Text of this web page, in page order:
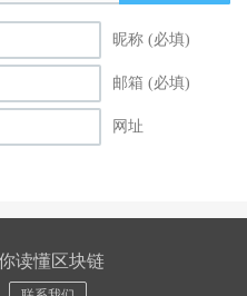
昵称 (必填)
邮箱 (必填)
网址
读懂区块链